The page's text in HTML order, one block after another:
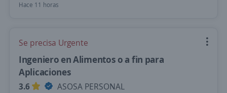
Hace 11 horas
Se precisa Urgente
Ingeniero en Alimentos o a fin para
Aplicaciones
3.6
ASOSA PERSONAL